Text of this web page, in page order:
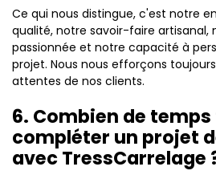
Ce qui nous distingue, c'est notre
qualité, notre savoir-faire artisanal,
passionnée et notre capacité à
projet. Nous nous efforçons
attentes de nos clients.
6. Combien de
compléter un projet
avec TressCarrelage